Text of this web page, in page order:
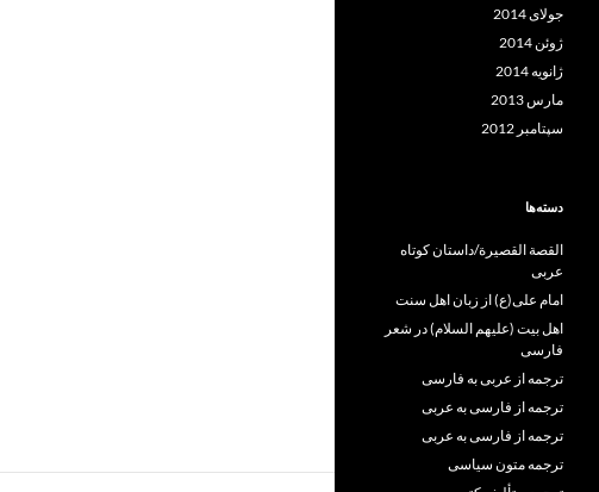
جولای 2014
ژوئن 2014
ژانویه 2014
مارس 2013
سپتامبر 2012
دسته‌ها
القصة القصيرة/داستان کوتاه
عربی
امام علی(ع) از زبان اهل سنت
اهل بیت (علیهم السلام) در شعر
فارسی
ترجمه از عربی به فارسی
ترجمه از فارسی به عربی
ترجمه از فارسی به عربی
ترجمه متون سیاسی